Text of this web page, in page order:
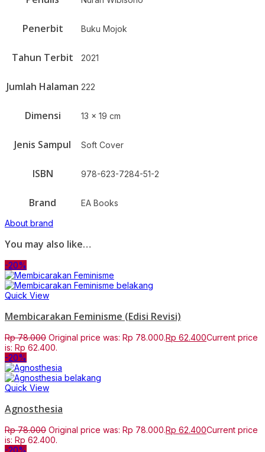
Penerbit Buku Mojok
Tahun Terbit 2021
Jumlah Halaman 222
Dimensi 13 x 19 cm
Jenis Sampul Soft Cover
ISBN 978-623-7284-51-2
Brand
EA Books
About brand
You may also like…
-20%
Quick View
Membicarakan Feminisme (Edisi Revisi)
Rp78.000 Original price was: Rp 78.000.Rp 62.400Current price
is: Rp 62.400.
-20%
Quick View
Agnosthesia
Rp78.000 Original price was: Rp 78.000.Rp 62.400Current price
is: Rp 62.400.
-20%